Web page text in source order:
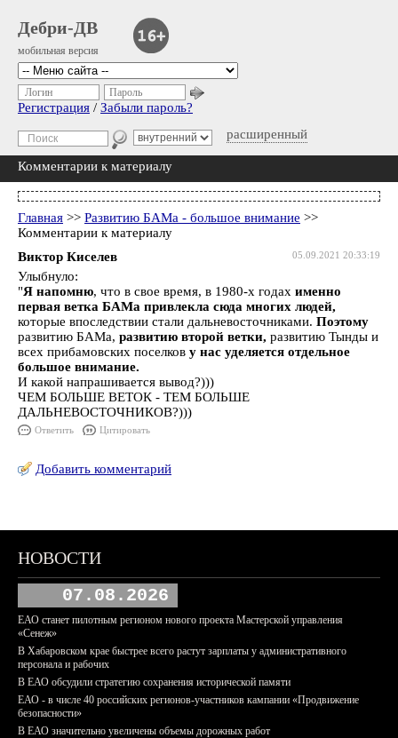
Дебри-ДВ
мобильная версия
расширенный
Логин Пароль
Регистрация / Забыли пароль?
Комментарии к материалу
Главная >> Развитию БАМа - большое внимание >>
Комментарии к материалу
05.09.2021 20:33:19
Виктор Киселев
Улыбнуло:
"Я напомню, что в свое время, в 1980-х годах именно
первая ветка БАМа привлекла сюда многих людей,
которые впоследствии стали дальневосточниками. Поэтому
развитию БАМа, развитию второй ветки, развитию Тынды и
всех прибамовских поселков у нас уделяется отдельное
большое внимание.
И какой напрашивается вывод?)))
ЧЕМ БОЛЬШЕ ВЕТОК - ТЕМ БОЛЬШЕ
ДАЛЬНЕВОСТОЧНИКОВ?)))
Ответить Цитировать
Добавить комментарий
НОВОСТИ
07.08.2026
ЕАО станет пилотным регионом нового проекта Мастерской управления
«Сенеж»
В Хабаровском крае быстрее всего растут зарплаты у административного
персонала и рабочих
В ЕАО обсудили стратегию сохранения исторической памяти
ЕАО - в числе 40 российских регионов-участников кампании «Продвижение
безопасности»
В ЕАО значительно увеличены объемы дорожных работ